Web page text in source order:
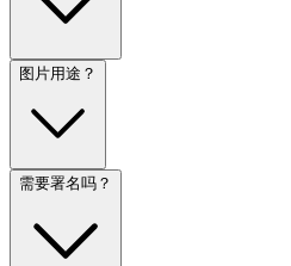
图片用途？
需要署名吗？